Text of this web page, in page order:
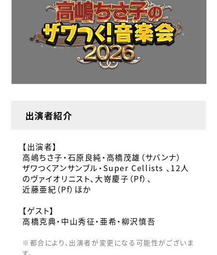
出演者紹介
【出演者】
高嶋ちさ子・石原良純・高橋茂雄（サバンナ）
ザワつくアンサンブル・Super Cellists 、12人
のヴァイオリニスト、大嵜慶子（Pf）、
近藤亜紀（Pf）ほか
【ゲスト】
高橋克典・中山秀征・亜希・柳沢慎吾
※都合により、出演者が変更になる可能性がございま
す。